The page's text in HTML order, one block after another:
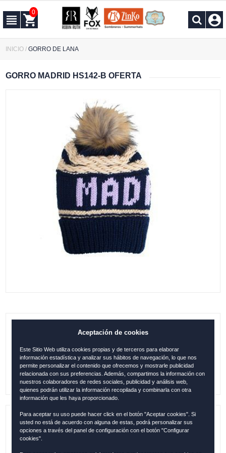
0
INICIO /GORRO DE LANA
GORRO MADRID HS142-B OFERTA
GORRO MADRID HS142-B OFERTA
12.95€
Referencia: HS142-B
Aceptación de cookies
Este Sitio Web utiliza cookies propias y de terceros para elaborar
información estadística y analizar sus hábitos de navegación, lo que nos
permite personalizar el contenido que ofrecemos y mostrarle publicidad
relacionada con sus preferencias. Además, compartimos la información con
nuestros colaboradores de redes sociales, publicidad y análisis web,
quienes podrán utilizar la información recopilada y combinarla con otra
información que les haya proporcionado.
Para aceptar su uso puede hacer click en el botón "Aceptar cookies". Si
usted no está de acuerdo con alguna de estas, podrá personalizar sus
opciones a través del panel de configuración con el botón "Configurar
cookies".